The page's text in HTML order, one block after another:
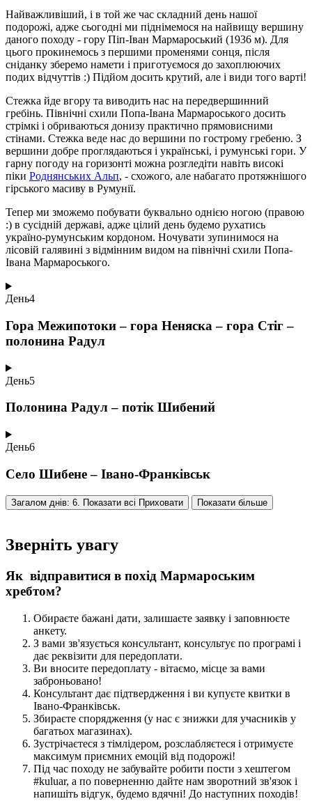
Найважливіший, і в той же час складний день нашої
подорожі, адже сьогодні ми піднімемося на найвищу вершину
даного походу - гору Піп-Іван Мармароський (1936 м). Для
цього прокинемось з першими променями сонця, після
сніданку зберемо намети і приготуємося до захоплюючих
подих відчуттів :) Підйом досить крутий, але і види того варті!
Стежка йде вгору та виводить нас на передвершинний
гребінь. Північні схили Попа-Івана Мармароського досить
стрімкі і обриваються донизу практично прямовисними
стінами. Стежка веде нас до вершини по гострому гребеню. З
вершини добре проглядаються і українські, і румунські гори. У
гарну погоду на горизонті можна розгледіти навіть високі
піки Роднянських Альп, - схожого, але набагато протяжнішого
гірського масиву в Румунії.
Тепер ми зможемо побувати буквально однією ногою (правою
:) в сусідній державі, адже цілий день будемо рухатись
україно-румунським кордоном. Ночувати зупинимося на
лісовій галявині з відмінним видом на північні схили Попа-
Івана Мармароського.
День4
Гора Межипотоки – гора Неняска – гора Стіг –
полонина Радул
День5
Полонина Радул – потік Шибений
День6
Село Шибене – Івано-Франківськ
Загалом днів: 6. Показати всі Приховати Показати більше
Зверніть увагу
Як відправитися в похід Мармароським
хребтом?
Обираєте бажані дати, залишаєте заявку і заповнюєте
анкету.
З вами зв'язується консультант, консультує по програмі і
дає реквізити для передоплати.
Ви вносите передоплату - вітаємо, місце за вами
заброньовано!
Консультант дає підтвердження і ви купуєте квитки в
Івано-Франківськ.
Збираєте спорядження (у нас є знижки для учасників у
багатьох магазинах).
Зустрічаєтеся з тімлідером, розслабляєтеся і отримуєте
максимум приємних емоцій від подорожі!
Під час походу не забувайте робити пости з хештегом
#kuluar, а по поверненню дайте нам зворотний зв'язок і
напишіть відгук, будемо вдячні! До наступних походів!